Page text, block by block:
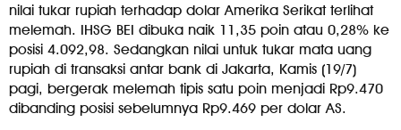
nilai tukar rupiah terhadap dolar Amerika Serikat terlihat
melemah. IHSG BEI dibuka naik 11,35 poin atau 0,28% ke
posisi 4.092,98. Sedangkan nilai untuk tukar mata uang
rupiah di transaksi antar bank di Jakarta, Kamis (19/7)
pagi, bergerak melemah tipis satu poin menjadi Rp9.470
dibanding posisi sebelumnya Rp9.469 per dolar AS.